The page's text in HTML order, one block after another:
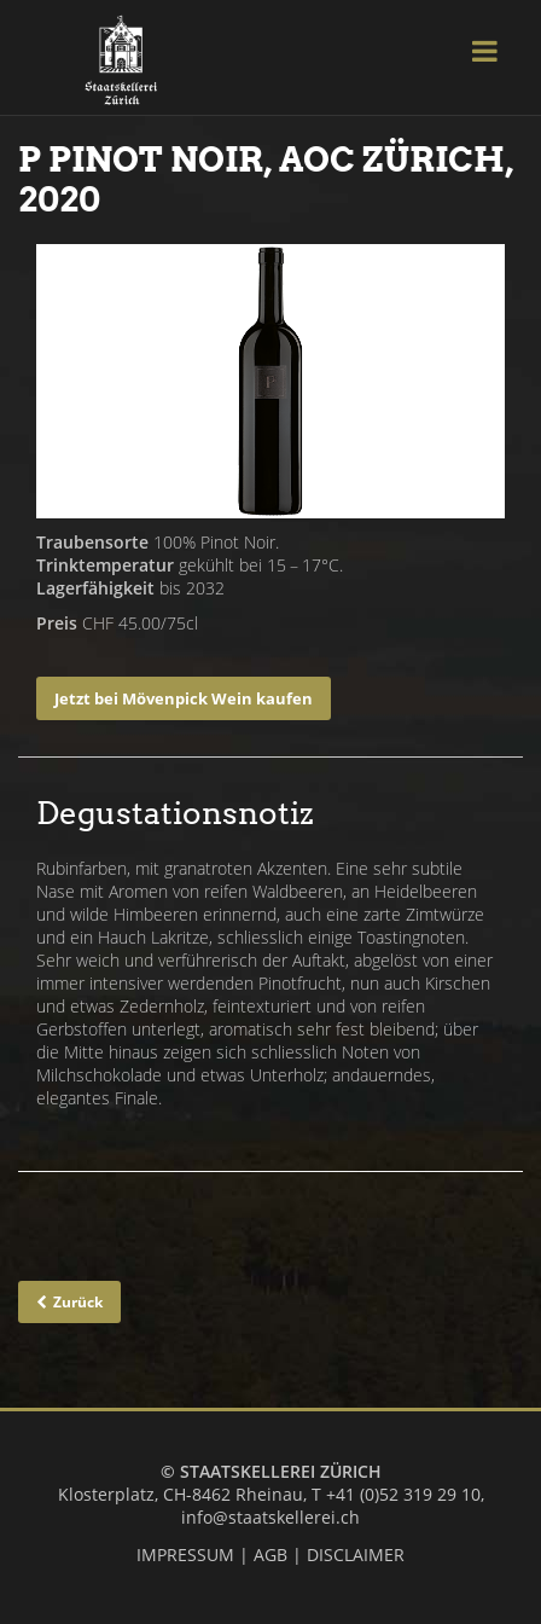
P PINOT NOIR, AOC ZÜRICH,
2020
Traubensorte 100% Pinot Noir.
Trinktemperatur gekühlt bei 15 – 17°C.
Lagerfähigkeit bis 2032
Preis CHF 45.00/75cl
Jetzt bei Mövenpick Wein kaufen
Degustationsnotiz
Rubinfarben, mit granatroten Akzenten. Eine sehr subtile
Nase mit Aromen von reifen Waldbeeren, an Heidelbeeren
und wilde Himbeeren erinnernd, auch eine zarte Zimtwürze
und ein Hauch Lakritze, schliesslich einige Toastingnoten.
Sehr weich und verführerisch der Auftakt, abgelöst von einer
immer intensiver werdenden Pinotfrucht, nun auch Kirschen
und etwas Zedernholz, feintexturiert und von reifen
Gerbstoffen unterlegt, aromatisch sehr fest bleibend; über
die Mitte hinaus zeigen sich schliesslich Noten von
Milchschokolade und etwas Unterholz; andauerndes,
elegantes Finale.
Zurück
© STAATSKELLEREI ZÜRICH
Klosterplatz, CH-8462 Rheinau, T +41 (0)52 319 29 10,
info@staatskellerei.ch
IMPRESSUM | AGB | DISCLAIMER